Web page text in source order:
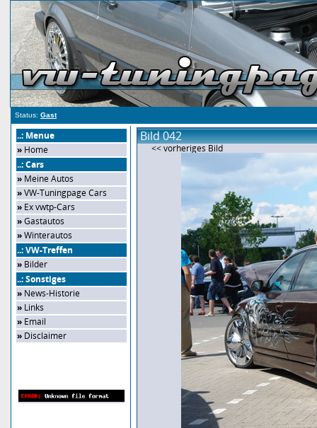
Status: Gast
..: Menue
» Home
..: Cars
» Meine Autos
»VW-Tuningpage Cars
» Ex vwtp-Cars
»Gastautos
»Winterautos
..: VW-Treffen
» Bilder
..: Sonstiges
» News-Historie
» Links
» Email
» Disclaimer
Bild 042
<< vorheriges Bild